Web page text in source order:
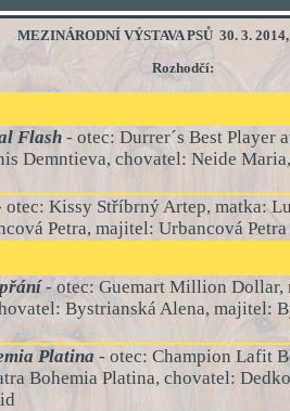
MEZINÁRODNÍ VÝSTAVA PSŮ 30. 3.
Rozhodčí:
Flash - otec: Durrer´s Best Player
Demntieva, chovatel: Neide
otec: Kissy Stříbrný Artep, matka:
Petra, majitel: Urbancová Petra
- otec: Guemart Million Dollar,
Bystrianská Alena, majitel:
Platina - otec: Champion Lafit
Bohemia Platina, chovatel: